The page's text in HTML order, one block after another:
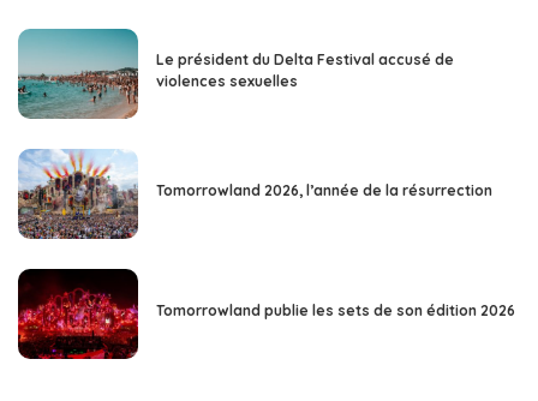
Le président du Delta Festival accusé de
violences sexuelles
Tomorrowland 2026, l’année de la résurrection
Tomorrowland publie les sets de son édition 2026